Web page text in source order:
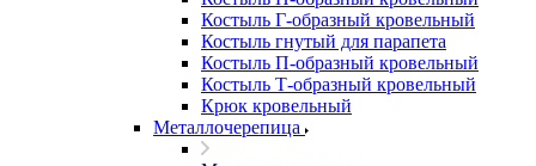
Костыль Г-образный кровельный
Костыль гнутый для парапета
Костыль П-образный кровельный
Костыль Т-образный кровельный
Крюк кровельный
Металлочерепица